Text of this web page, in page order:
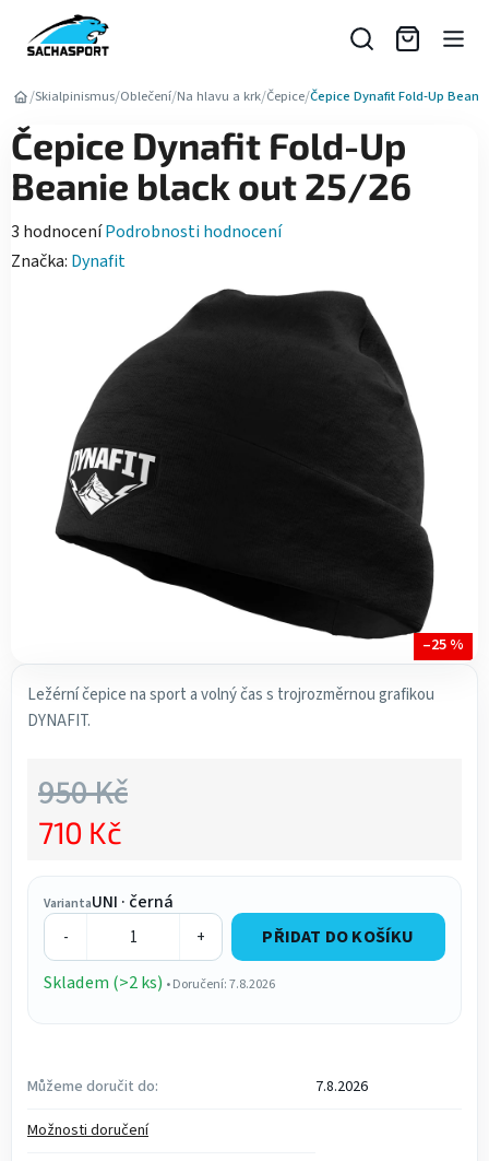
obsah
/Skialpinismus/Oblečení/Na hlavu a krk/Čepice/Čepice Dynafit Fold-Up
Ležérní čepice na sport a volný čas s trojrozměrnou grafikou
DYNAFIT.
VariantaUNI · černá
- +
PŘIDAT DO KOŠÍKU
Skladem (>2 ks) • Doručení: 7.8.2026
Můžeme doručit do:
7.8.2026
Možnosti doručení
950 Kč
710 Kč
Čepice Dynafit Fold-Up
Beanie black out 25/26
Průměrné
hodnocení
hvězdiček.
3 hodnoceníPodrobnosti hodnocení
Značka: Dynafit
–25 %